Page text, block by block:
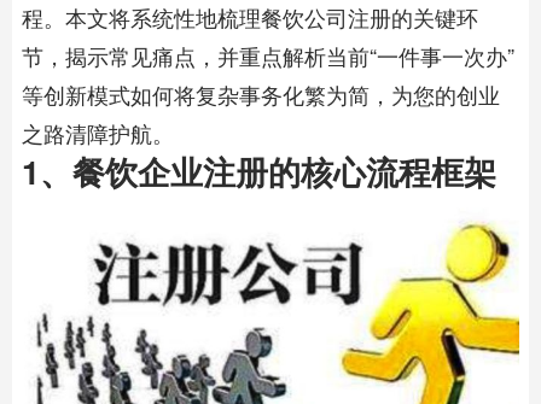
程。本文将系统性地梳理餐饮公司注册的关键环
节，揭示常见痛点，并重点解析当前“一件事一次办”
等创新模式如何将复杂事务化繁为简，为您的创业
之路清障护航。
1、餐饮企业注册的核心流程框架